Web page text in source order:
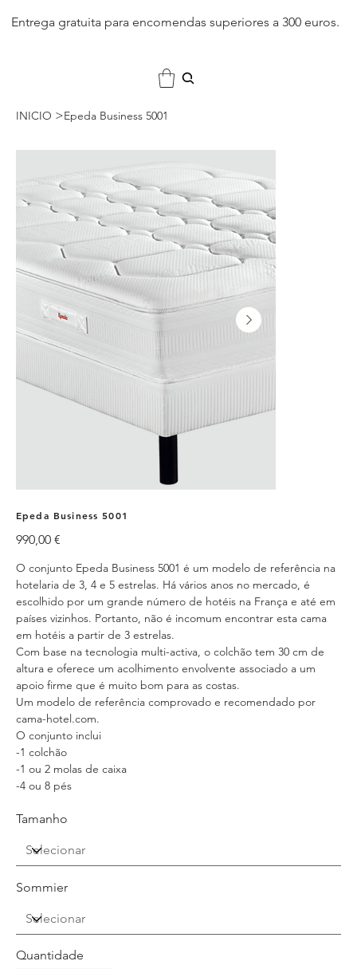
Entrega gratuita para encomendas superiores a 300 euros.
INICIO >Epeda Business 5001
Epeda Business 5001
Preço
990,00 €
O conjunto Epeda Business 5001 é um modelo de referência na
hotelaria de 3, 4 e 5 estrelas. Há vários anos no mercado, é
escolhido por um grande número de hotéis na França e até em
países vizinhos. Portanto, não é incomum encontrar esta cama
em hotéis a partir de 3 estrelas.
Com base na tecnologia multi-activa, o colchão tem 30 cm de
altura e oferece um acolhimento envolvente associado a um
apoio firme que é muito bom para as costas.
Um modelo de referência comprovado e recomendado por
cama-hotel.com.
O conjunto inclui
-1 colchão
-1 ou 2 molas de caixa
-4 ou 8 pés
Tamanho
Sommier
Quantidade